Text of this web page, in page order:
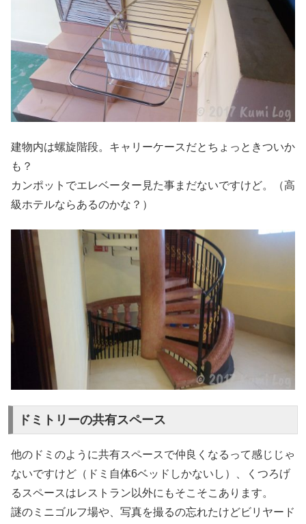
建物内は螺旋階段。キャリーケースだとちょっときついか
も？
カンポットでエレベーター見た事まだないですけど。（高
級ホテルならあるのかな？）
ドミトリーの共有スペース
他のドミのように共有スペースで仲良くなるって感じじゃ
ないですけど（ドミ自体6ベッドしかないし）、くつろげ
るスペースはレストラン以外にもそこそこあります。
謎のミニゴルフ場や、写真を撮るの忘れたけどビリヤード